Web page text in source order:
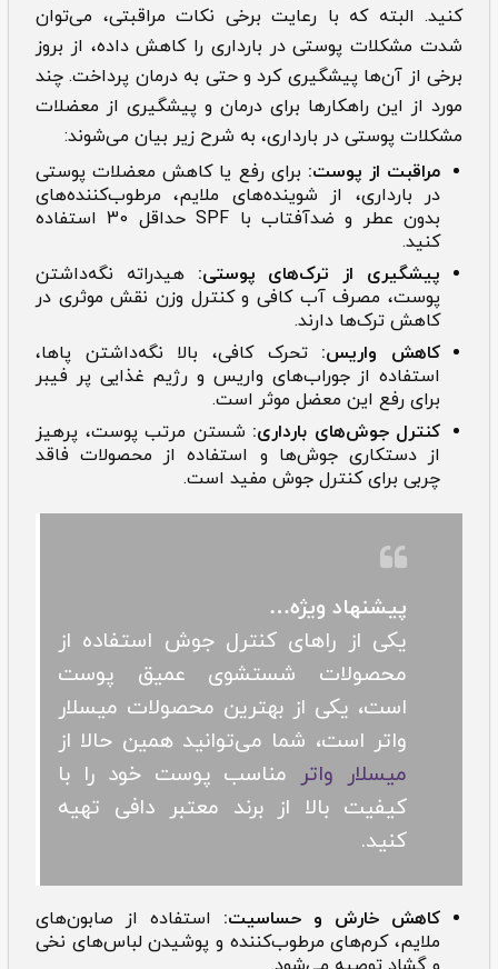
کنید. البته که با رعایت برخی نکات مراقبتی، می‌توان
شدت مشکلات پوستی در بارداری را کاهش داده، از بروز
برخی از آن‌ها پیشگیری کرد و حتی به درمان پرداخت. چند
مورد از این راهکارها برای درمان و پیشگیری از معضلات
مشکلات پوستی در بارداری، به شرح زیر بیان می‌شوند:
مراقبت از پوست: برای رفع یا کاهش معضلات پوستی
در بارداری، از شوینده‌های ملایم، مرطوب‌کننده‌های
بدون عطر و ضدآفتاب با SPF حداقل 30 استفاده
کنید.
پیشگیری از ترک‌های پوستی:هیدراته نگه‌داشتن
پوست، مصرف آب کافی و کنترل وزن نقش موثری در
کاهش ترک‌ها دارند.
کاهش واریس: تحرک کافی، بالا نگه‌داشتن پاها،
استفاده از جوراب‌های واریس و رژیم غذایی پر فیبر
برای رفع این معضل موثر است.
کنترل جوش‌های بارداری: شستن مرتب پوست، پرهیز
از دستکاری جوش‌ها و استفاده از محصولات فاقد
چربی برای کنترل جوش مفید است.
پیشنهاد ویژه…
یکی از راهای کنترل جوش استفاده از
محصولات شستشوی عمیق پوست
است، یکی از بهترین محصولات میسلار
واتر است، شما می‌توانید همین حالا از
میسلار واتر مناسب پوست خود را با
کیفیت بالا از برند معتبر دافی تهیه
کنید.
کاهش خارش و حساسیت: استفاده از صابون‌های
ملایم، کرم‌های مرطوب‌کننده و پوشیدن لباس‌های نخی